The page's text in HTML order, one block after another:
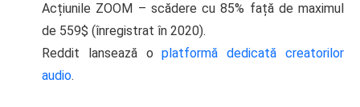
Acțiunile ZOOM – scădere cu 85% față de maximul
de 559$ (înregistrat în 2020).
Reddit lansează oplatformă dedicată creatorilor
audio.